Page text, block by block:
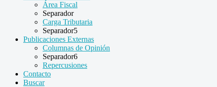
Área Fiscal
Separador
Carga Tributaria
Separador5
Publicaciones Externas
Columnas de Opinión
Separador6
Repercusiones
Contacto
Buscar